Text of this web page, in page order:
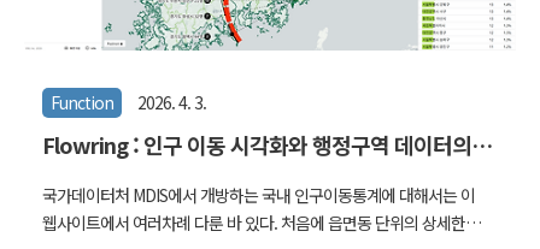
Function 2026. 4. 3.
Flowring : 인구 이동 시각화와 행정구역 데이터의
국가데이터처 MDIS에서 개방하는 국내 인구이동통계에 대해서는 이
웹사이트에서 여러차례 다룬 바 있다. 처음에 읍면동 단위의 상세한